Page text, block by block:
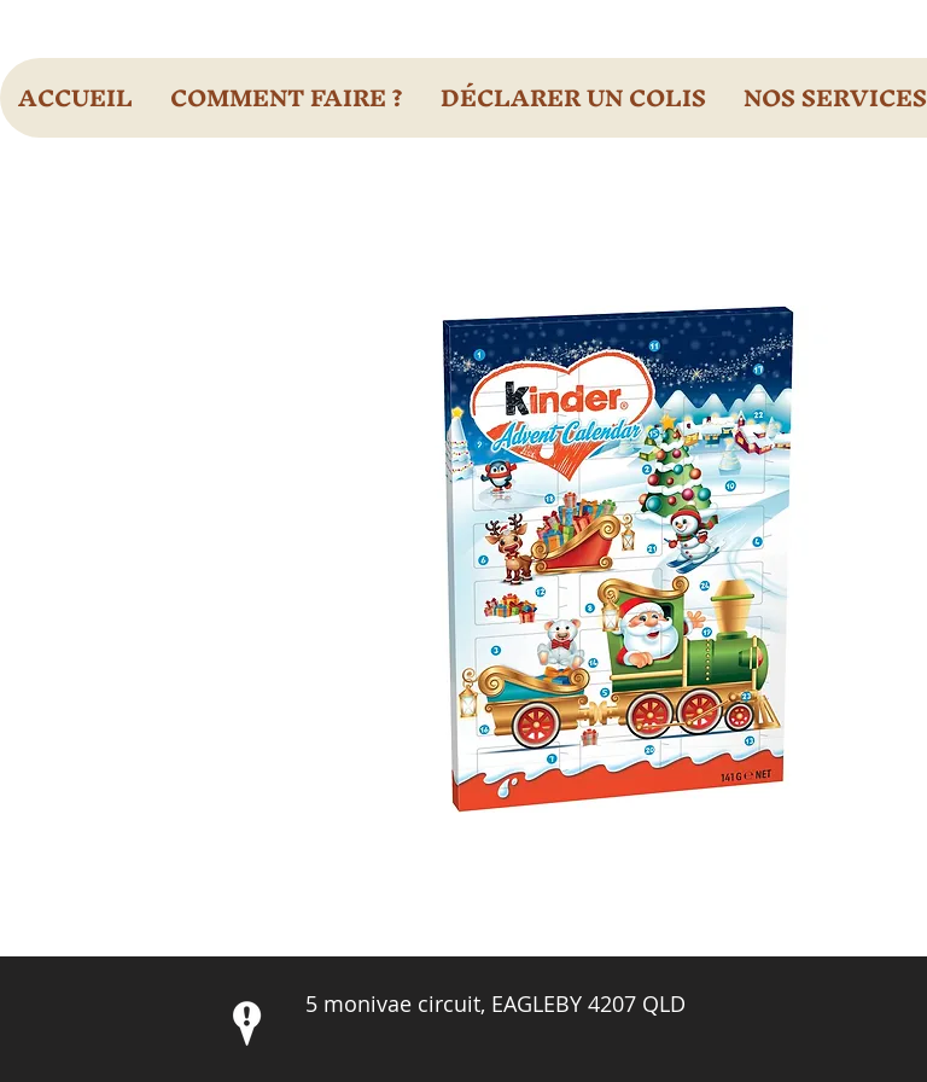
ACCUEIL COMMENT FAIRE ? DÉCLARER UN COLIS NOS SERVICES
5 monivae circuit, EAGLEBY 4207 QLD